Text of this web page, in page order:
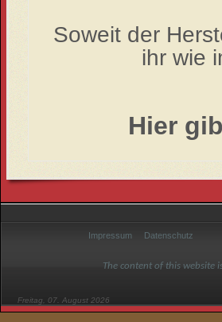
Soweit der
ihr wie
Hier
Impressum Datenschutz
The content of this website
Freitag, 07. August 2026